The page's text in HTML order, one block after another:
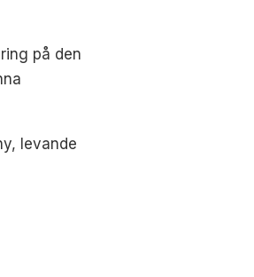
på den
levande